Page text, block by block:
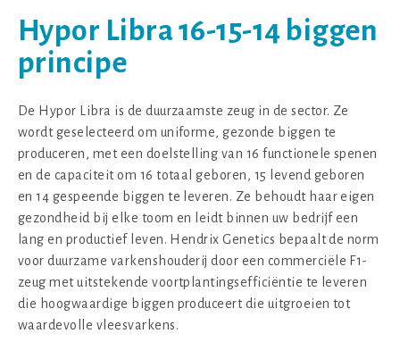
Hypor Libra 16-15-14 biggen
principe
De Hypor Libra is de duurzaamste zeug in de sector. Ze
wordt geselecteerd om uniforme, gezonde biggen te
produceren, met een doelstelling van 16 functionele spenen
en de capaciteit om 16 totaal geboren, 15 levend geboren
en 14 gespeende biggen te leveren. Ze behoudt haar eigen
gezondheid bij elke toom en leidt binnen uw bedrijf een
lang en productief leven. Hendrix Genetics bepaalt de norm
voor duurzame varkenshouderij door een commerciële F1-
zeug met uitstekende voortplantingsefficiëntie te leveren
die hoogwaardige biggen produceert die uitgroeien tot
waardevolle vleesvarkens.